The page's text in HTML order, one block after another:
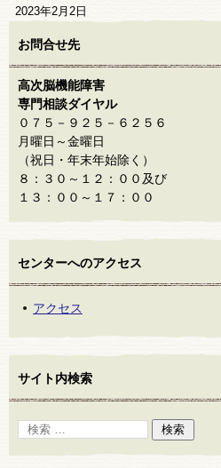
2023年2月2日
お問合せ先
高次脳機能障害
専門相談ダイヤル
０７５－９２５－６２５６
月曜日～金曜日
（祝日・年末年始除く）
８：３０～１２：００及び
１３：００～１７：００
センターへのアクセス
アクセス
サイト内検索